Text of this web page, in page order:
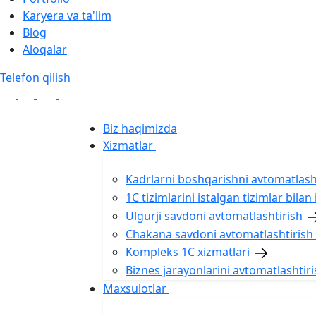
Karyera va ta'lim
Blog
Aloqalar
Telefon qilish
Biz haqimizda
Xizmatlar
Kadrlarni boshqarishni
1С tizimlarini istalgan tizimlar
Ulgurji savdoni avtomatlashtirish
Chakana savdoni avtomatlashtirish
Kompleks 1C xizmatlari
Biznes jarayonlarini
Maxsulotlar